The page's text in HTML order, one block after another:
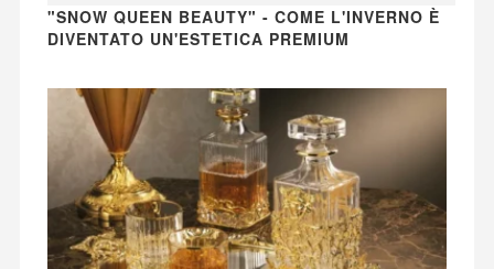
"SNOW QUEEN BEAUTY" - COME L'INVERNO È
DIVENTATO UN'ESTETICA PREMIUM